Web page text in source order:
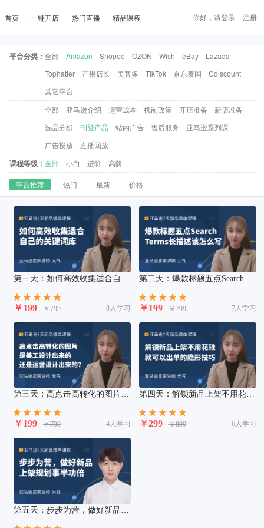
首页 一键开店 热门直播 精品课程 你好，请登录 | 注册
平台分类： 全部 Amazon Shopee OZON Wish eBay
Lazada
Tophatter
芒果店长 美客多 TikTok 京东泰国
Cdiscount
其它平台
全部
亚马逊介绍 运营成本 机制政策 开店准备
新店准备
选品分析
刊登产品 站内广告 售后服务
亚马逊系列课
广告投放
直播回放
课程等级： 全部 小白 进阶 高阶
平台推荐 热门 最新 价格
第一天：如何高效收集适合自己
￥199 ￥799 8人学习
第二天：爆款标题五点Search
￥199 ￥799 7人学习
第三天：高点击高转化的图片是
来的？
￥199 ￥799 4人学习
第四天：解锁新品上架不用花钱
￥299 ￥899 6人学习
第五天：步步为营，做好新品上